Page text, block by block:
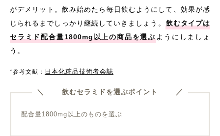
がデメリット。飲み始めたら毎日飲むようにして、効果が感
じられるまでしっかり継続していきましょう。 飲むタイプは
セラミド配合量1800mg以上の商品を選ぶ ようにしましょ
う。
*参考文献： 日本化粧品技術者会誌
飲むセラミドを選ぶポイント
配合量1800mg以上のものを選ぶ